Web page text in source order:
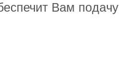
Вам подачу